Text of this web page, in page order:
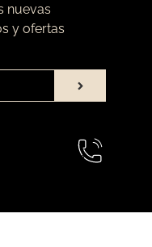
nuevas
y ofertas